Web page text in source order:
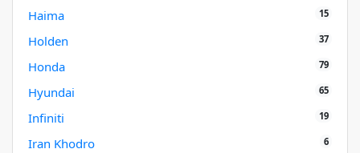
Haima 15
Holden 37
Honda 79
Hyundai 65
Infiniti 19
Iran Khodro 6